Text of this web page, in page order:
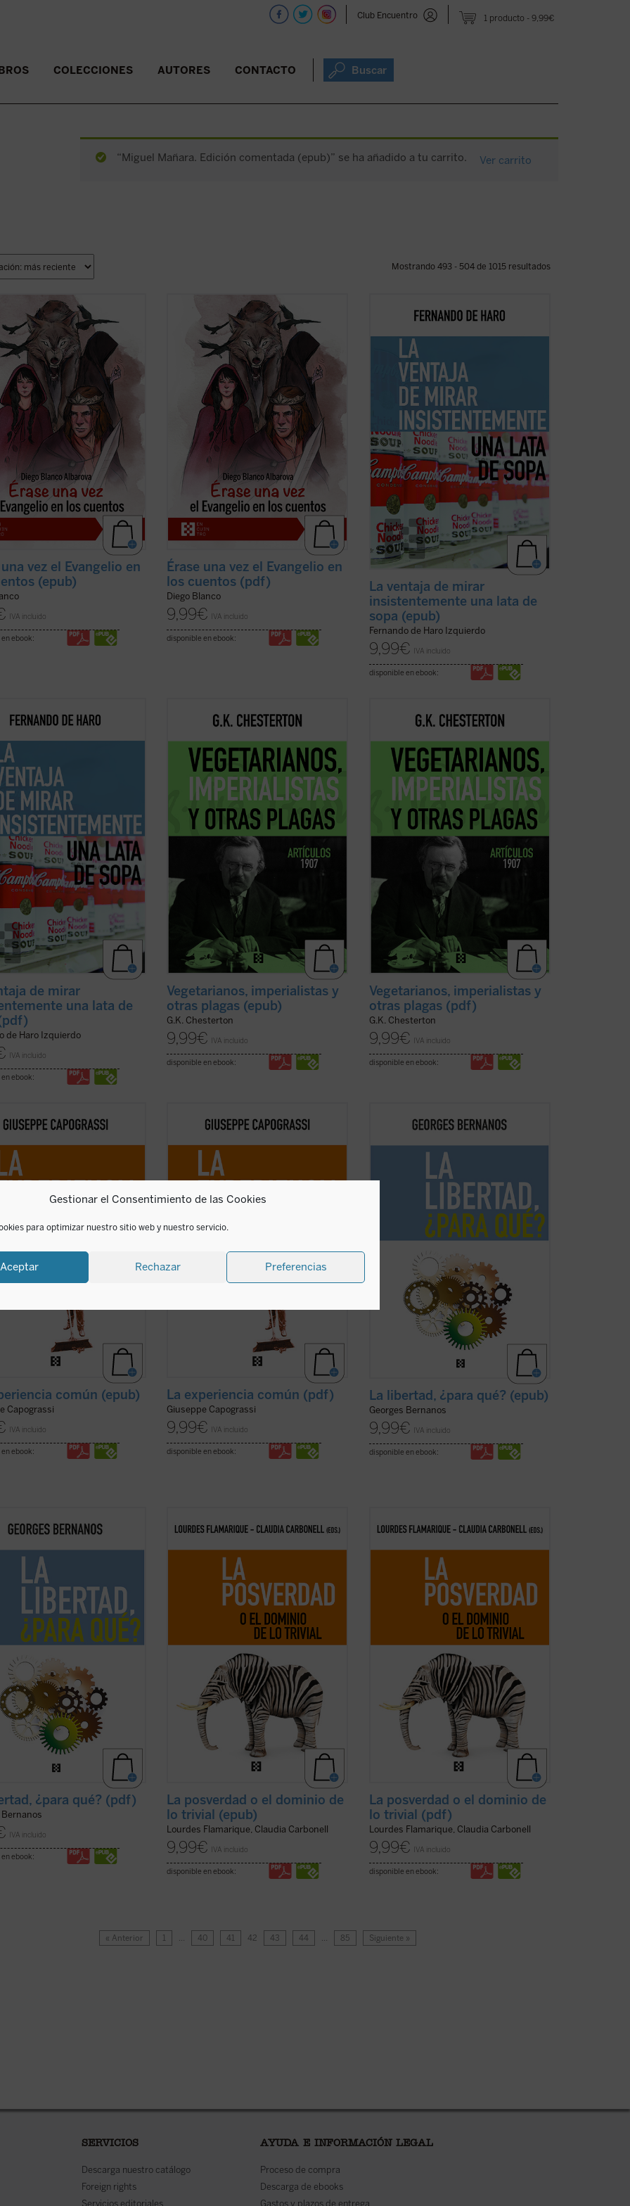
Gestionar el Consentimiento de las Cookies
para optimizar nuestro sitio web y nuestro servicio.
Aceptar Rechazar Preferencias
1 producto 9,99€
Club Encuentro
COLECCIONES AUTORES CONTACTO Buscar
“Miguel Mañara. Edición comentada (epub)” se ha añadido a tu carrito. Ver carrito
Mostrando 493 - 504 de 1015 resultados
en su interior los cuentos
occidental? ¿Por qué
generaciones se les ha leído y
a los niños? ¿Son meramente
«morales» o «lecciones de
encauzar el comportamiento
(ver ficha)
vez el Evangelio en
(epub)
IVA incluido
ebook:
¿Qué esconden en su interior los cuentos
de la tradición occidental? ¿Por qué
durante generaciones se les ha leído y
enseñado a los niños? ¿Son meramente
ejemplos «morales» o «lecciones de
vida» para encauzar el comportamiento
de los ...(ver ficha)
Érase una vez el Evangelio en
los cuentos (pdf)
Diego Blanco
9,99€ IVA incluido
disponible en ebook:
«Warhol me obligaba a hacer un ejercicio
efectos más nocivos de la digitalización.
La lata de sopa Campbell se convertía en
una especie de corrección de la mirada
homo videns: el hombre al que ...
La ventaja de mirar
insistentemente una lata de
sopa (epub)
Fernando de Haro Izquierdo
9,99€ IVA incluido
disponible en ebook:
me obligaba a hacer un ejercicio
más nocivos de la digitalización.
de sopa Campbell se convertía en
de corrección de la mirada
videns: el hombre al que ...
de mirar
una lata de
de Haro Izquierdo
IVA incluido
ebook:
G.K. Chesterton, autor de novelas como
famoso detective Padre Brown, fue ante
todo un periodista que escribió miles de
artículos para distintos medios.
Su colaboración más longeva --de 1905
hasta ... (ver ficha)
Vegetarianos, imperialistas y
otras plagas (epub)
G.K. Chesterton
9,99€ IVA incluido
disponible en ebook:
G.K. Chesterton, autor de novelas como
famoso detective Padre Brown, fue ante
todo un periodista que escribió miles de
artículos para distintos medios.
Su colaboración más longeva --de 1905
hasta ... (ver ficha)
Vegetarianos, imperialistas y
otras plagas (pdf)
G.K. Chesterton
9,99€ IVA incluido
disponible en ebook:
experiencia comúnel jurista y
en las razones por las que «la
común y la riqueza que hay
en la vida ordinaria y en las
común (epub)
Capograssi
IVA incluido
ebook:
La experiencia comúnel jurista y
indaga en las razones por las que «la
experiencia común y la riqueza que hay
en la acción, en la vida ordinaria y en las
ficha)
La experiencia común (pdf)
Giuseppe Capograssi
9,99€ IVA incluido
disponible en ebook:
«La civilización, en la hora presente, no
crear constantemente, porque la
barbarie no para de destruir, y esa
barbarie no es nunca tan peligrosa como
cuando da la impresión de que también
La libertad, ¿para qué? (epub)
Georges Bernanos
9,99€ IVA incluido
disponible en ebook:
en la hora presente, no
porque la
no para de destruir, y esa
no es nunca tan peligrosa como
da la impresión de que también
¿para qué? (pdf)
Bernanos
IVA incluido
ebook:
La pregunta ¿importa todavía la verdad?
toque de escepticismo, en el
pensamiento contemporáneo y en el
agitado mundo de los medios de
comunicación social. Si los debates
actuales, enseñan que no convenía ...(ver
La posverdad o el dominio de
lo trivial (epub)
Lourdes Flamarique, Claudia Carbonell
9,99€ IVA incluido
disponible en ebook:
La pregunta ¿importa todavía la verdad?
toque de escepticismo, en el
pensamiento contemporáneo y en el
agitado mundo de los medios de
comunicación social. Si los debates
actuales, enseñan que no convenía ...(ver
La posverdad o el dominio de
lo trivial (pdf)
Lourdes Flamarique, Claudia Carbonell
9,99€ IVA incluido
disponible en ebook:
« Anterior 1 … 40 41 42 43 44 … 85 Siguiente »
SERVICIOS
Descarga nuestro catálogo
Foreign rights
Servicios editoriales
AYUDA E INFORMACIÓN LEGAL
Proceso de compra
Descarga de ebooks
Gastos y plazos de entrega